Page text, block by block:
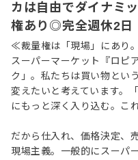
カは自由でダイナミ
権あり◎完全週休2日
≪裁量権は「現場」にあり
スーパーマーケット『ロピ
ク」。私たちは買い物とい
変えたいと考えています。
にもっと深く入り込む。こ
だから仕入れ、価格決定、
現場主義。一般的にスーパ